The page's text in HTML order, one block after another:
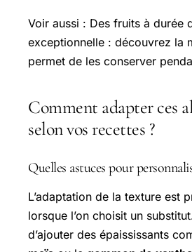
Voir aussi : Des fruits à durée
exceptionnelle : découvrez la
permet de les conserver
Comment adapter ces
selon vos recettes ?
Quelles astuces pour
L’adaptation de la texture est
lorsque l’on choisit un
d’ajouter des épaississants